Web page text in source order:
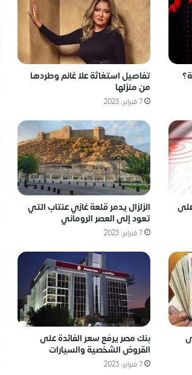
تفاصيل استغاثة علا غانم وطردها
من منزلها
7 فبراير، 2023
درجة على
الزلزال يدمر قلعة غازي عنتاب التي
تعود إلى العصر الروماني
7 فبراير، 2023
بنك مصر يرفع سعر الفائدة على
القروض الشخصية والسيارات
7 فبراير، 2023